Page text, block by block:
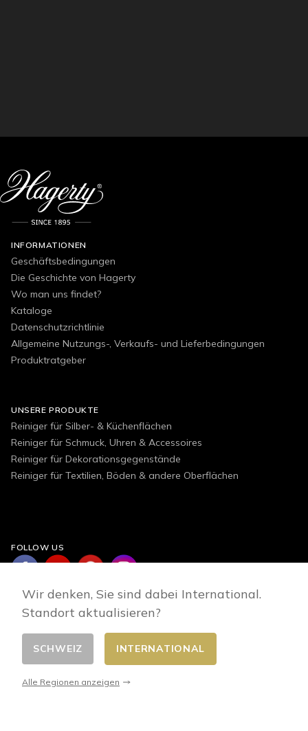
INFORMATIONEN
Geschäftsbedingungen
Die Geschichte von Hagerty
Wo man uns findet?
Kataloge
Datenschutzrichtlinie
Allgemeine Nutzungs-, Verkaufs- und Lieferbedingungen
Produktratgeber
UNSERE PRODUKTE
Reiniger für Silber- & Küchenflächen
Reiniger für Schmuck, Uhren & Accessoires
Reiniger für Dekorationsgegenstände
Reiniger für Textilien, Böden & andere Oberflächen
FOLLOW US
Land wählen
Wir denken, Sie sind dabei International.
Standort aktualisieren?
SCHWEIZ INTERNATIONAL
Alle Regionen anzeigen